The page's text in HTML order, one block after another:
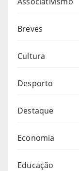
Breves
Cultura
Desporto
Destaque
Economia
Educação